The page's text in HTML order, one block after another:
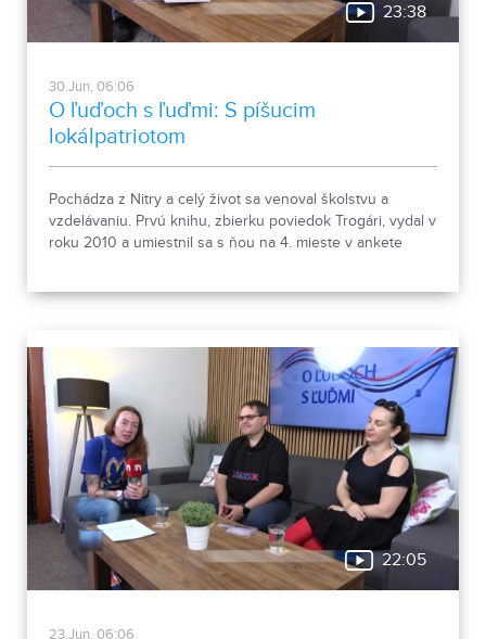
23:38
30.Jun, 06:06
O ľuďoch s ľuďmi: S píšucim
lokálpatriotom
Pochádza z Nitry a celý život sa venoval školstvu a
vzdelávaniu. Prvú knihu, zbierku poviedok Trogári, vydal v
roku 2010 a umiestnil sa s ňou na 4. mieste v ankete
relácii O ľuďoch s ľuďmi.
22:05
23.Jun, 06:06